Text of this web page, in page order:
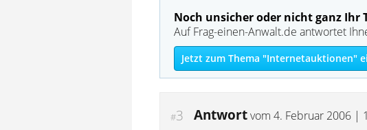
Noch unsicher oder nicht ganz Ihr
Auf Frag-einen-Anwalt.de antwortet
Jetzt zum Thema "Internetauktionen"
#3 Antwortvom 4. Februar 2006 |